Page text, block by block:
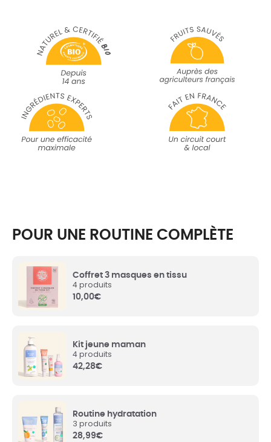
POUR UNE ROUTINE COMPLÈTE
Coffret 3 masques en tissu
4 produits
10,00€
Kit jeune maman
4 produits
42,28€
Routine hydratation
3 produits
28,99€